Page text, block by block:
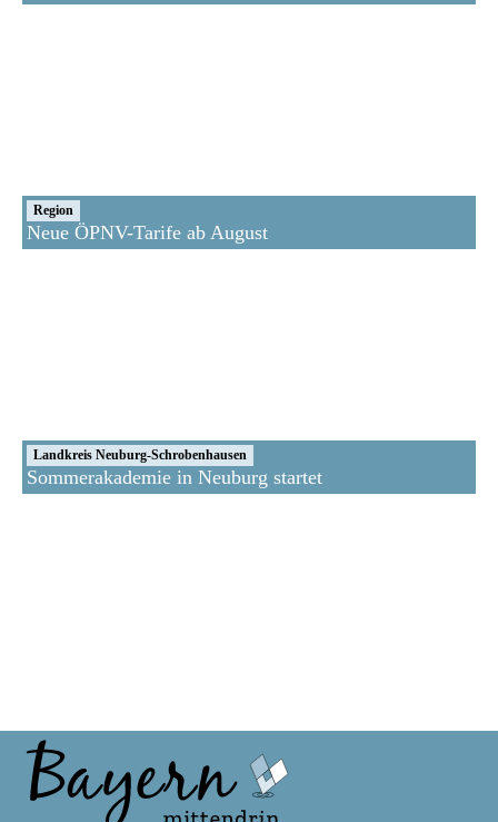
Region
Neue ÖPNV-Tarife ab August
Landkreis Neuburg-Schrobenhausen
Sommerakademie in Neuburg startet